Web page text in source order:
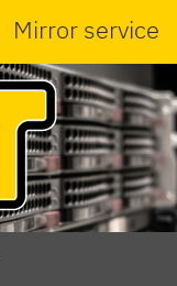
Mirror service